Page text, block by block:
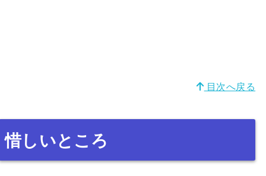
目次へ戻る
惜しいところ